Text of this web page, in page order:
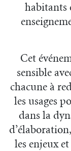
habitants
Cet
sensible
chacune à
les usages
dans la
les enjeux